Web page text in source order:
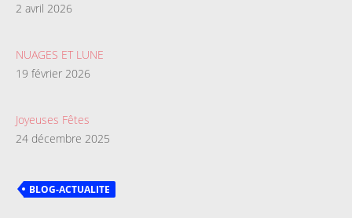
2 avril 2026
NUAGES ET LUNE
19 février 2026
Joyeuses Fêtes
24 décembre 2025
BLOG-ACTUALITE